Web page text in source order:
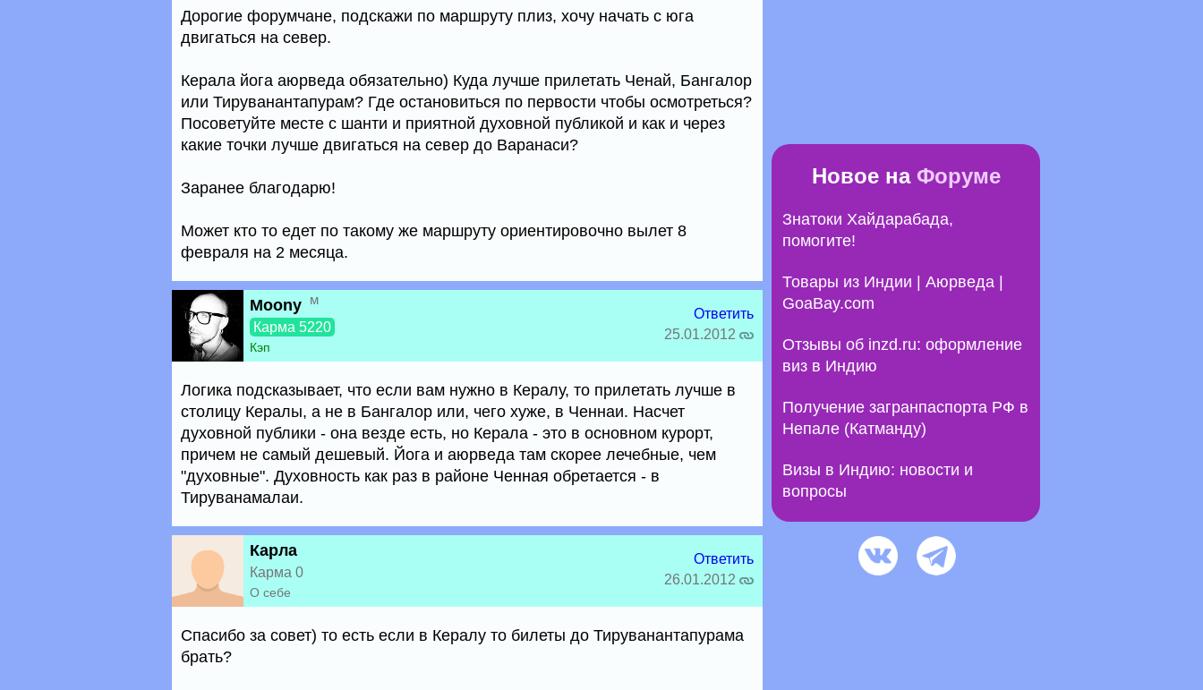
Дорогие форумчане, подскажи по маршруту плиз, хочу начать с юга
двигаться на север.
Керала йога аюрведа обязательно) Куда лучше прилетать Ченай, Бангалор
или Тируванантапурам? Где остановиться по первости чтобы осмотреться?
Посоветуйте месте с шанти и приятной духовной публикой и как и через
какие точки лучше двигаться на север до Варанаси?
Заранее благодарю!
Может кто то едет по такому же маршруту ориентировочно вылет 8
февраля на 2 месяца.
Moony м
Карма 5220
Кэп
Ответить
25.01.2012
Логика подсказывает, что если вам нужно в Кералу, то прилетать лучше в
столицу Кералы, а не в Бангалор или, чего хуже, в Ченнаи. Насчет
духовной публики - она везде есть, но Керала - это в основном курорт,
причем не самый дешевый. Йога и аюрведа там скорее лечебные, чем
"духовные". Духовность как раз в районе Ченная обретается - в
Тируванамалаи.
Карла
Карма 0
О себе
Ответить
26.01.2012
Спасибо за совет) то есть если в Кералу то билеты до Тируванантапурама
брать?
Новое на Форуме
Знатоки Хайдарабада,
помогите!
Товары из Индии | Аюрведа |
GoaBay.com
Отзывы об inzd.ru: оформление
виз в Индию
Получение загранпаспорта РФ в
Непале (Катманду)
Визы в Индию: новости и
вопросы